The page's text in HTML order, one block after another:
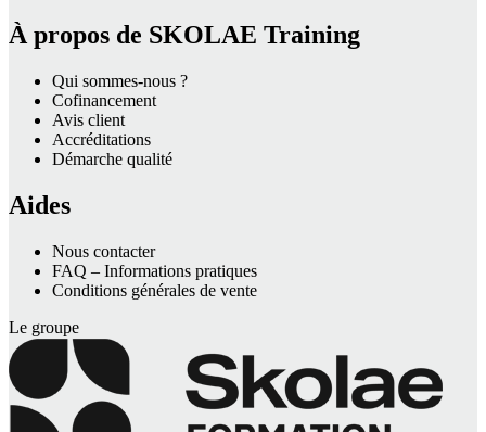
À propos de SKOLAE Training
Qui sommes-nous ?
Cofinancement
Avis client
Accréditations
Démarche qualité
Aides
Nous contacter
FAQ – Informations pratiques
Conditions générales de vente
Le groupe